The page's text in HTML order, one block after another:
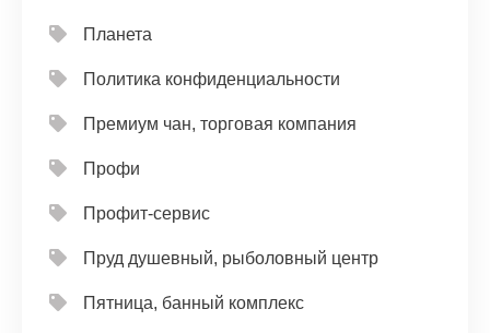
Планета
Политика конфиденциальности
Премиум чан, торговая компания
Профи
Профит-сервис
Пруд душевный, рыболовный центр
Пятница, банный комплекс